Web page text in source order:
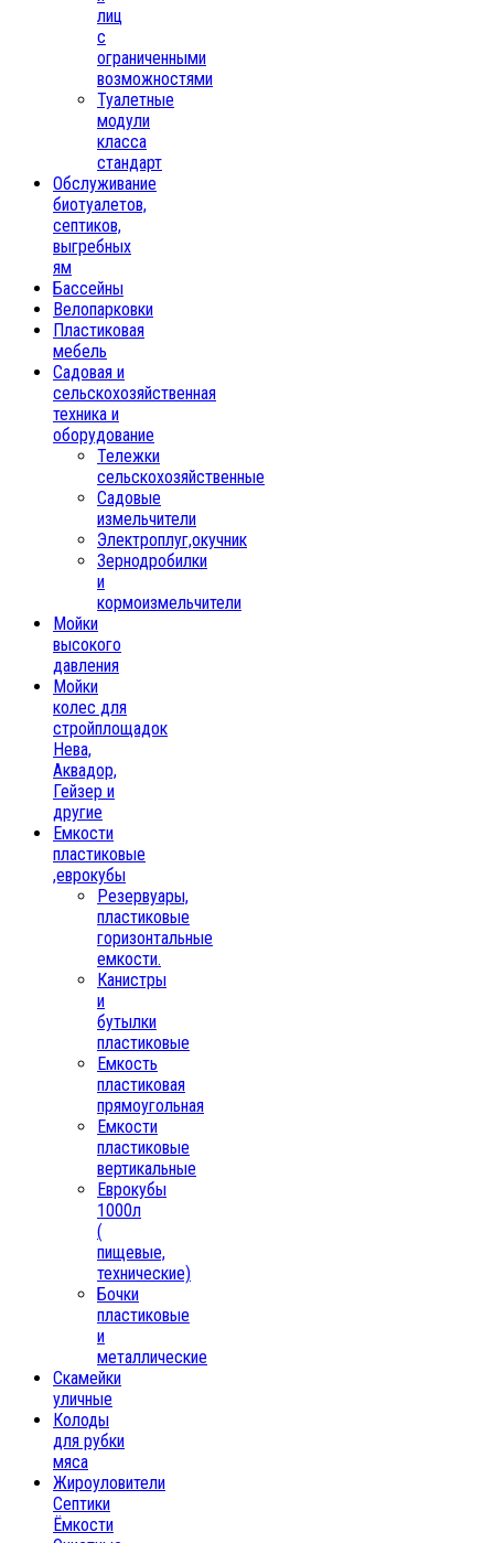
лиц
с
ограниченными
возможностями
Туалетные
модули
класса
стандарт
Обслуживание
биотуалетов,
септиков,
выгребных
ям
Бассейны
Велопарковки
Пластиковая
мебель
Садовая и
сельскохозяйственная
техника и
оборудование
Тележки
сельскохозяйственные
Садовые
измельчители
Электроплуг,окучник
Зернодробилки
и
кормоизмельчители
Мойки
высокого
давления
Мойки
колес для
стройплощадок
Нева,
Аквадор,
Гейзер и
другие
Емкости
пластиковые
,еврокубы
Резервуары,
пластиковые
горизонтальные
емкости.
Канистры
и
бутылки
пластиковые
Емкость
пластиковая
прямоугольная
Емкости
пластиковые
вертикальные
Еврокубы
1000л
(
пищевые,
технические)
Бочки
пластиковые
и
металлические
Скамейки
уличные
Колоды
для рубки
мяса
Жироуловители
Септики
Ёмкости